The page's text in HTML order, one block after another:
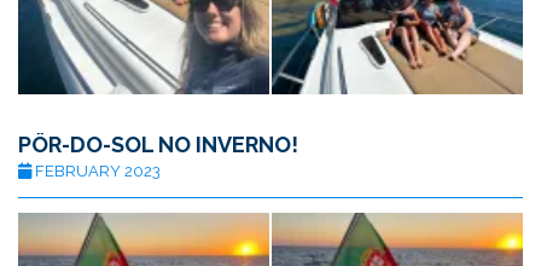
PÔR-DO-SOL NO INVERNO!
FEBRUARY 2023